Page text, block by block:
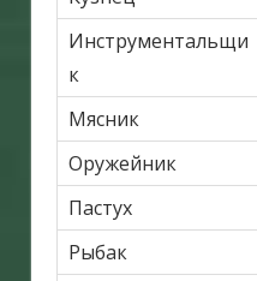
Инструментальщи
к
Мясник
Оружейник
Пастух
Рыбак